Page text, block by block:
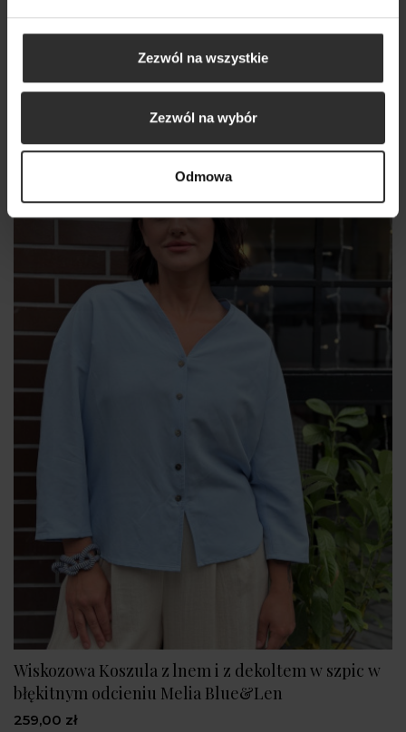
Zezwól na wszystkie
Zezwól na wybór
Odmowa
Koszula Ella Paw
Wiskozowa Koszula z lnem i z dekoltem w szpic w
błękitnym odcieniu Melia Blue&Len
259,00 zł